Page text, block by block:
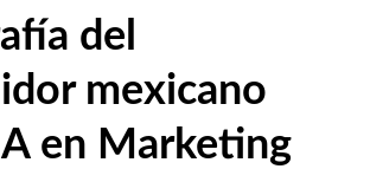
del
mexicano
en Marketing